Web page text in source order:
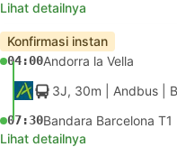
Lihat detailnya
Konfirmasi instan
04:00Andorra la Vella
3J, 30m | Andbus
07:30Bandara Barcelona T1
Lihat detailnya